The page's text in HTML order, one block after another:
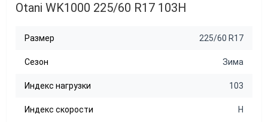
Otani WK1000 225/60 R17 103H
Размер 225/60 R17
Сезон Зима
Индекс нагрузки 103
Индекс скорости H